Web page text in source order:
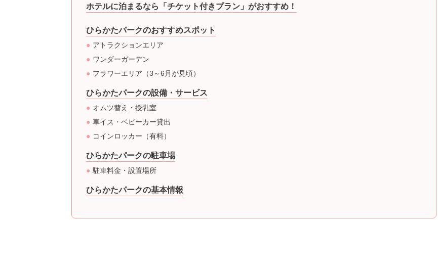
ホテルに泊まるなら「チケット付きプラン」がおすすめ！
ひらかたパークのおすすめスポット
アトラクションエリア
ワンダーガーデン
フラワーエリア（3～6月が見頃）
ひらかたパークの設備・サービス
オムツ替え・授乳室
車イス・ベビーカー貸出
コインロッカー（有料）
ひらかたパークの駐車場
駐車料金・設置場所
ひらかたパークの基本情報